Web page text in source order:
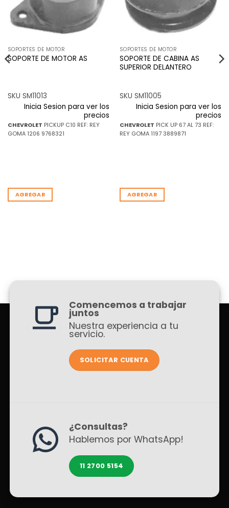
SOPORTES DE MOTOR
SOPORTE DE MOTOR AS
SKU SM11013
Inicia Sesion para ver los
precios
CHEVROLET PICKUP C10 REF: REY
GOMA 1206 9768321
AGREGAR
SOPORTES DE MOTOR
SOPORTE DE CABINA AS
SUPERIOR DELANTERO
SKU SM11005
Inicia Sesion para ver los
precios
CHEVROLET PICK UP 67 AL 73 REF:
REY GOMA 1197 3889871
AGREGAR
Comencemos a trabajar
juntos
Nuestra experiencia a tu
servicio.
SOLICITAR CUENTA
¿Consultas?
Hablemos por WhatsApp!
11 2700 5154